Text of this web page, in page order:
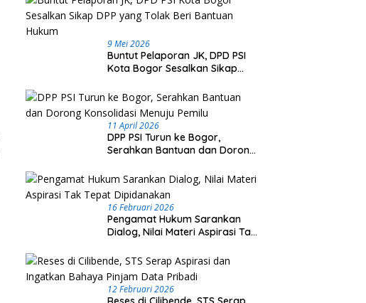
9 Mei 2026
Buntut Pelaporan JK, DPD PSI
Kota Bogor Sesalkan Sikap
Hukum
11 April 2026
DPP PSI Turun ke Bogor,
Serahkan Bantuan dan Dorong
16 Februari 2026
Pengamat Hukum Sarankan
Dialog, Nilai Materi Aspirasi Tak
12 Februari 2026